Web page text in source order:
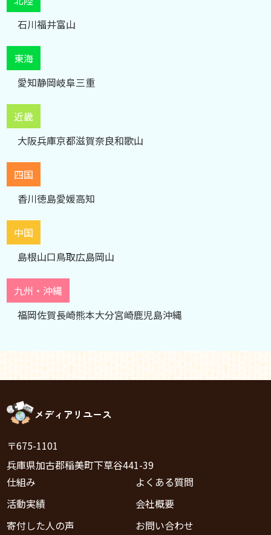
石川福井富山
東海
愛知静岡岐阜三重
近畿
大阪兵庫京都滋賀奈良和歌山
四国
香川徳島愛媛高知
中国
島根山口鳥取広島岡山
九州・沖縄
福岡佐賀長崎熊本大分宮崎鹿児島沖縄
メディアリユース
〒675-1101
兵庫県加古郡稲美町下草谷441-39
仕組み
活動実績
寄付した人の声
よくある質問
会社概要
お問い合わせ